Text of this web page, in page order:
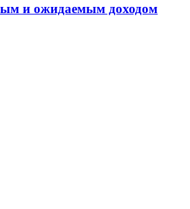
и ожидаемым доходом